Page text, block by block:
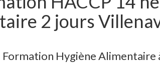
2 jours
Formation Hygiène Alimentaire